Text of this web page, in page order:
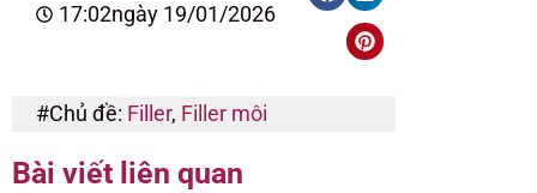
17:02ngày 19/01/2026
#Chủ đề: Filler, Filler môi
Bài viết liên quan